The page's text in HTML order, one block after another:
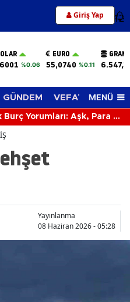
Giriş Yap 12
%0.06
EURO
55,0740 %0.11
GÜNDEM VEFAT EDENLER
MENÜ
Yorumları: Aşk, Para ve
Yayınlanma
08 Haziran 2026 - 05:28